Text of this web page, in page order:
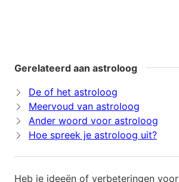
Gerelateerd aan astroloog
De of het astroloog
Meervoud van astroloog
Ander woord voor astroloog
Hoe spreek je astroloog uit?
Heb je ideeën of verbeteringen voor